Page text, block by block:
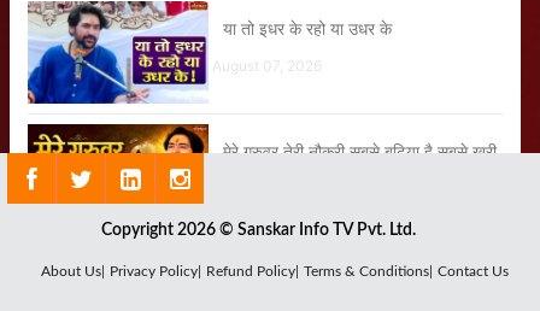
या तो इधर के रहो या उधर के
August 07, 2026
मेरे गुरुवर तेरी नौकरी सबसे बढ़िया है सबसे खरी
जब गुरुदेव ने बताया श्रीलंका जाने का अनुभव
Copyright 2026 © Sanskar Info TV Pvt. Ltd.
About Us| Privacy Policy| Refund Policy| Terms & Conditions| Contact Us